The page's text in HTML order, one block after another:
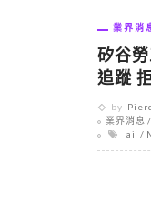
業界消
矽谷
追蹤
by
業界消息
ai